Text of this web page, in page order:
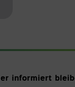
informiert